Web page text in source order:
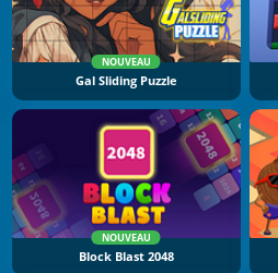
NOUVEAU
Gal Sliding Puzzle
NOUVEAU
Block Blast 2048